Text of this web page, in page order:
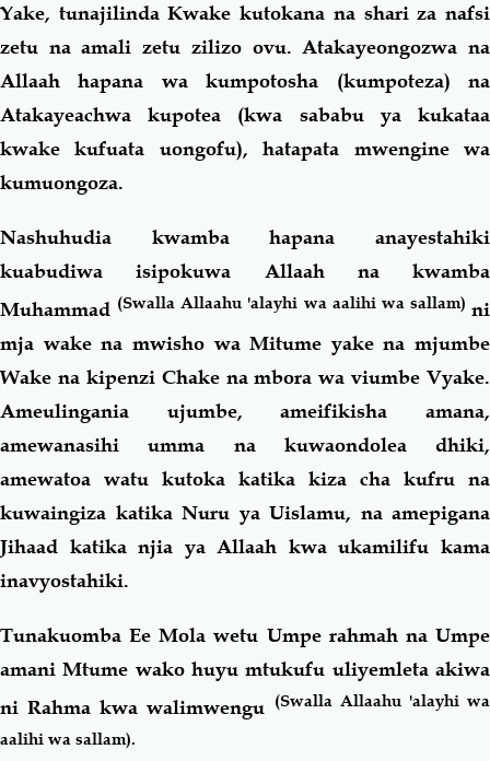
Yake, tunajilinda Kwake kutokana na shari za nafsi
zetu na amali zetu zilizo ovu. Atakayeongozwa na
Allaah
hapana wa kumpotosha (kumpoteza) na
Atakayeachwa kupotea (kwa sababu ya kukataa
kwake kufuata uongofu), hatapata mwengine wa
kumuongoza.
Nashuhudia kwamba hapana anayestahiki
kuabudiwa isipokuwa Allaah na kwamba
Muhammad (Swalla Allaahu 'alayhi wa aalihi wa sallam) ni
mja wake na mwisho wa Mitume yake na mjumbe
Wake na kipenzi Chake na mbora wa viumbe Vyake.
Ameulingania ujumbe, ameifikisha amana,
amewanasihi umma na kuwaondolea dhiki,
amewatoa watu kutoka katika kiza cha kufru na
kuwaingiza katika Nuru ya Uislamu, na amepigana
Jihaad katika njia ya Allaah kwa ukamilifu kama
inavyostahiki.
Tunakuomba Ee Mola wetu Umpe rahmah na Umpe
amani Mtume wako huyu mtukufu uliyemleta akiwa
ni Rahma kwa walimwengu (Swalla Allaahu 'alayhi wa
aalihi wa sallam).